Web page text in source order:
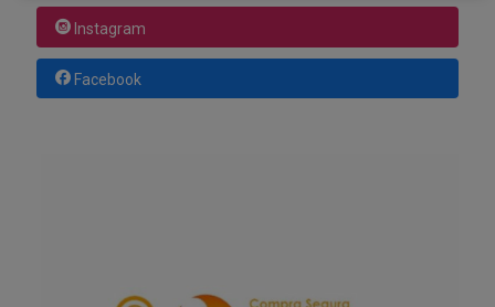
Instagram
Facebook